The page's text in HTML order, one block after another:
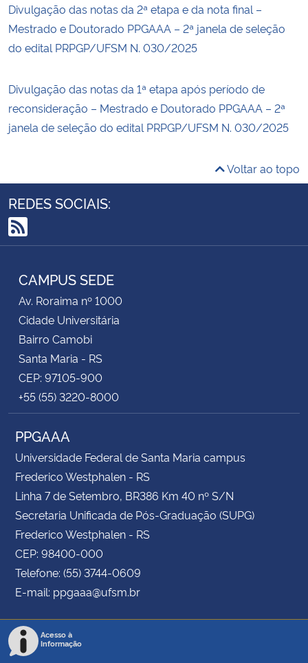
Divulgação das notas da 2ª etapa e da nota final –
Mestrado e Doutorado PPGAAA – 2ª janela de seleção
do edital PRPGP/UFSM N. 030/2025
Divulgação das notas da 1ª etapa após período de
reconsideração – Mestrado e Doutorado PPGAAA – 2ª
janela de seleção do edital PRPGP/UFSM N. 030/2025
Voltar ao topo
REDES SOCIAIS:
RSS
CAMPUS SEDE
Av. Roraima nº 1000
Cidade Universitária
Bairro Camobi
Santa Maria - RS
CEP: 97105-900
+55 (55) 3220-8000
PPGAAA
Universidade Federal de Santa Maria campus
Frederico Westphalen - RS
Linha 7 de Setembro, BR386 Km 40 nº S/N
Secretaria Unificada de Pós-Graduação (SUPG)
Frederico Westphalen - RS
CEP: 98400-000
Telefone: (55) 3744-0609
E-mail: ppgaaa@ufsm.br
Acesso à
Informação